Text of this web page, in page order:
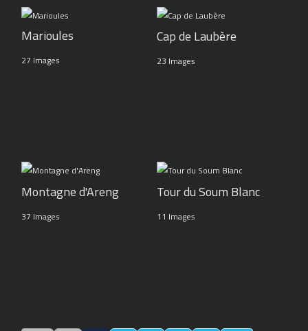
Marioules
27 Images
Cap de Laubère
23 Images
Montagne d'Areng
37 Images
Tour du Soum Blanc
11 Images